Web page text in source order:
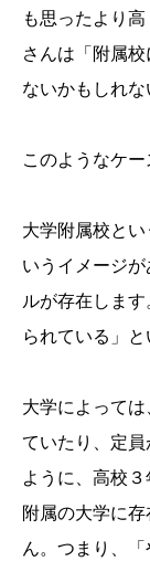
も思ったより
さんは「附属
ないかもしれな
このようなケー
大学附属校と
いうイメージ
ルが存在しま
られている」と
大学によって
ていたり、定
ように、高校
附属の大学に
ん。つまり、